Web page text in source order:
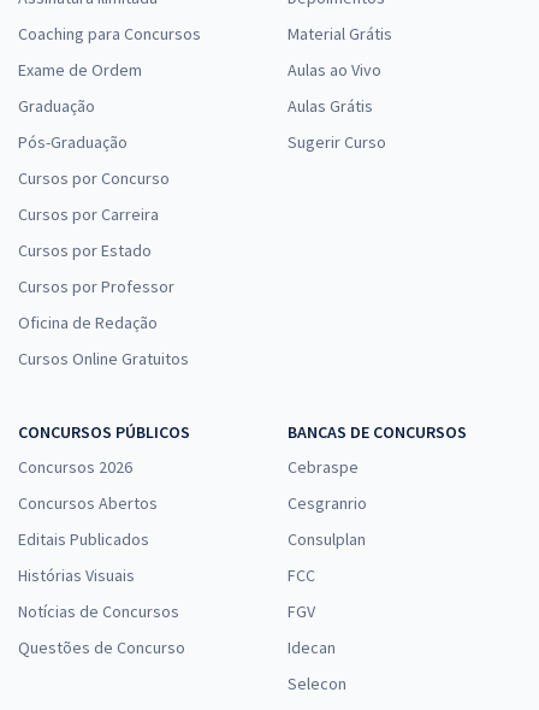
Coaching para Concursos
Exame de Ordem
Graduação
Pós-Graduação
Cursos por Concurso
Cursos por Carreira
Cursos por Estado
Cursos por Professor
Oficina de Redação
Cursos Online Gratuitos
Material Grátis
Aulas ao Vivo
Aulas Grátis
Sugerir Curso
CONCURSOS PÚBLICOS
Concursos 2026
Concursos Abertos
Editais Publicados
Histórias Visuais
Notícias de Concursos
Questões de Concurso
BANCAS DE CONCURSOS
Cebraspe
Cesgranrio
Consulplan
FCC
FGV
Idecan
Selecon